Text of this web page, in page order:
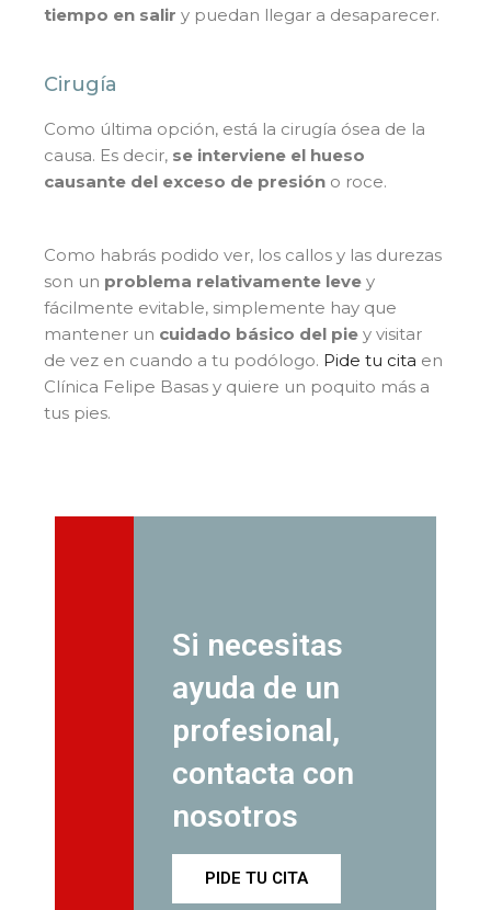
tiempo en salir y puedan llegar a desaparecer.
Cirugía
Como última opción, está la cirugía ósea de la
causa. Es decir, se interviene el hueso
causante del exceso de presión o roce.
Como habrás podido ver, los callos y las durezas
son un problema relativamente leve y
fácilmente evitable, simplemente hay que
mantener un cuidado básico del pie y visitar
de vez en cuando a tu podólogo. Pide tu cita en
Clínica Felipe Basas y quiere un poquito más a
tus pies.
Si necesitas
ayuda de un
profesional,
contacta con
nosotros
PIDE TU CITA